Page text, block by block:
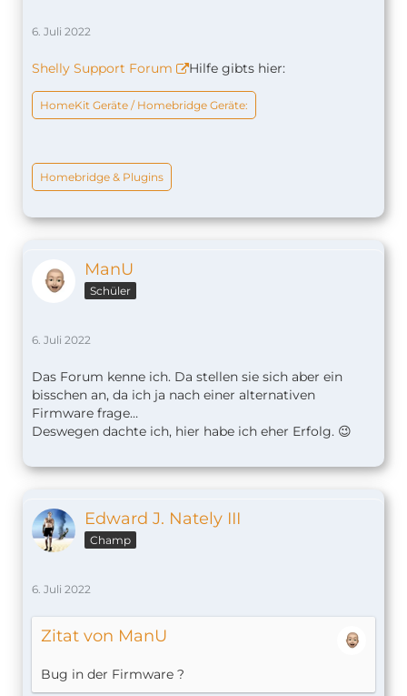
6. Juli 2022
Shelly Support Forum Hilfe gibts hier:
HomeKit Geräte / Homebridge Geräte:
Homebridge & Plugins
ManU
Schüler
6. Juli 2022
Das Forum kenne ich. Da stellen sie sich aber ein
bisschen an, da ich ja nach einer alternativen
Firmware frage…
Deswegen dachte ich, hier habe ich eher Erfolg. 😉
Edward J. Nately III
Champ
6. Juli 2022
Zitat von ManU
Bug in der Firmware ?